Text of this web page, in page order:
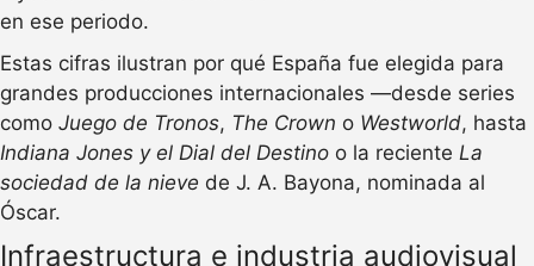
en ese periodo.
Estas cifras ilustran por qué España fue elegida para
grandes producciones internacionales —desde series
como Juego de Tronos, The Crown o Westworld, hasta
Indiana Jones y el Dial del Destino o la reciente La
sociedad de la nieve de J. A. Bayona, nominada al
Óscar.
Infraestructura e industria audiovisual